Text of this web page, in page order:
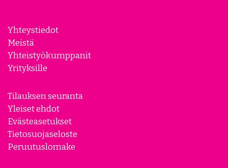
Yhteystiedot
Yhteistyökumppanit
Yrityksille
Tilauksen seuranta
Yleiset ehdot